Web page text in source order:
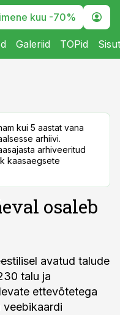
kuu -70%
Galeriid TOPid
kui 5 aastat vana
arhiivi.
arhiveeritud
kaasaegsete
osaleb
avatud talude
talu ja
ettevõtetega
veebikaardi